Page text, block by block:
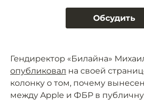
Обсудить
Гендиректор «Билайна»
опубликовал на своей
колонку о том, почему
между Apple и ФБР в